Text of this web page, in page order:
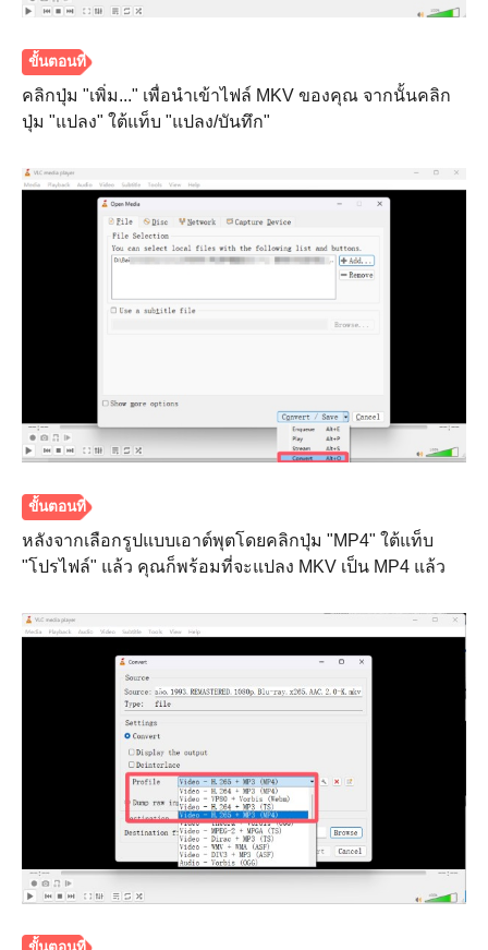
ขั้นตอนที่
คลิกปุ่ม "เพิ่ม..." เพื่อนำเข้าไฟล์ MKV ของคุณ จากนั้นคลิก
ปุ่ม "แปลง" ใต้แท็บ "แปลง/บันทึก"
หลังจากเลือกรูปแบบเอาต์พุตโดยคลิกปุ่ม "MP4" ใต้แท็บ
"โปรไฟล์" แล้ว คุณก็พร้อมที่จะแปลง MKV เป็น MP4 แล้ว